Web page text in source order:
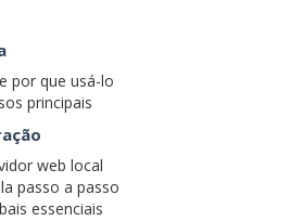
por que usá-lo
principais
web local
passo a passo
essenciais